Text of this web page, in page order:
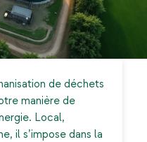
de déchets
manière de
Local,
il s’impose dans la